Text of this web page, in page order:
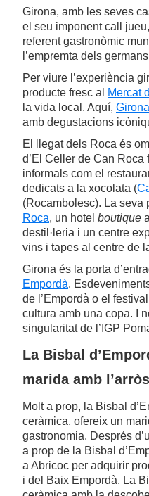
Girona, amb les seves
el seu imponent call
referent gastronòmic
l’empremta dels
Per viure l’experiència
producte fresc al
Mercat
la vida local. Aquí,
amb degustacions
El llegat dels Roca és
d’El Celler de Can Roca
informals com el
dedicats a la xocolata (
(Rocambolesc). La seva
Roca, un hotel boutique
destil·leria i un centre
vins i tapes al centre de
Girona és la porta
Empordà.
de l’Empordà o el
cultura amb una copa. I
singularitat de l’IGP
La Bisbal
marida amb l’arròs
Molt a prop, la Bisbal
ceràmica, ofereix un
gastronomia. Després
a prop de la Bisbal
a Abricoc per adquirir
i del Baix Empordà. La